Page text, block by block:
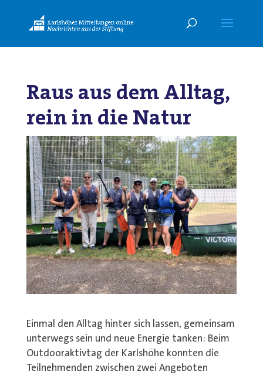
Raus aus dem Alltag,
rein in die Natur
Einmal den Alltag hinter sich lassen, gemeinsam
unterwegs sein und neue Energie tanken: Beim
Outdooraktivtag der Karlshöhe konnten die
Teilnehmenden zwischen zwei Angeboten